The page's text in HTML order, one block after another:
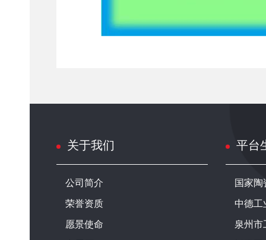
关于我们
公司简介
荣誉资质
愿景使命
平台
国家
中德工
泉州市